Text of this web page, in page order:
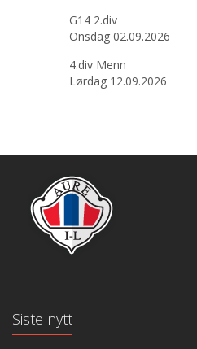
G14 2.div
Onsdag 02.09.2026
4.div Menn
Lørdag 12.09.2026
Siste nytt